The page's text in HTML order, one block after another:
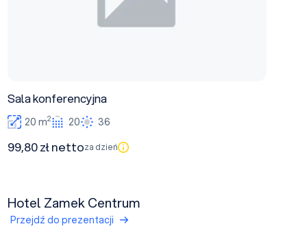
Sala konferencyjna
20 m2 20 36
99,80 zł nettoza dzień
Hotel Zamek Centrum
Przejdź do prezentacji